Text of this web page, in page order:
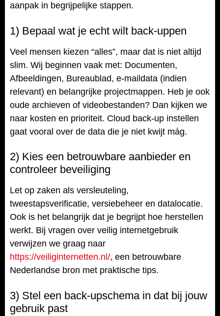
aanpak in begrijpelijke stappen.
1) Bepaal wat je echt wilt back-uppen
Veel mensen kiezen “alles”, maar dat is niet altijd
slim. Wij beginnen vaak met: Documenten,
Afbeeldingen, Bureaublad, e-maildata (indien
relevant) en belangrijke projectmappen. Heb je ook
oude archieven of videobestanden? Dan kijken we
naar kosten en prioriteit. Cloud back-up instellen
gaat vooral over de data die je niet kwijt mág.
2) Kies een betrouwbare aanbieder en
controleer beveiliging
Let op zaken als versleuteling,
tweestapsverificatie, versiebeheer en datalocatie.
Ook is het belangrijk dat je begrijpt hoe herstellen
werkt. Bij vragen over veilig internetgebruik
verwijzen we graag naar
https://veiliginternetten.nl/, een betrouwbare
Nederlandse bron met praktische tips.
3) Stel een back-upschema in dat bij jouw
gebruik past